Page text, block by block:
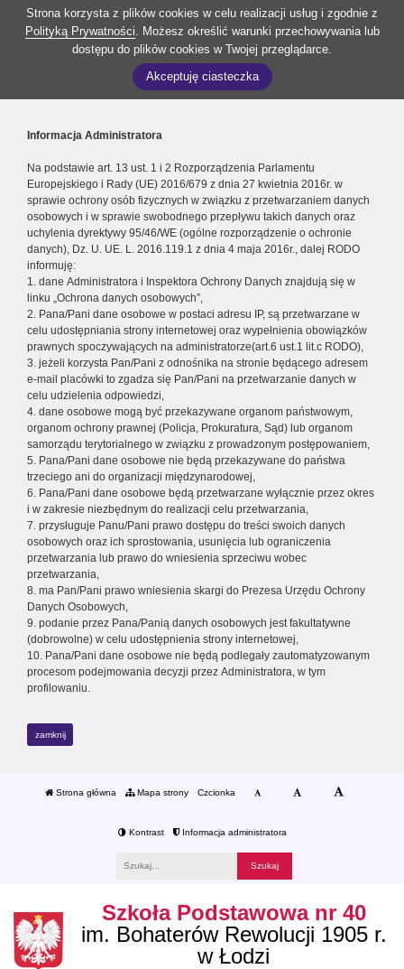
Strona korzysta z plików cookies w celu realizacji usług i zgodnie z
Polityką Prywatności. Możesz określić warunki przechowywania lub
dostępu do plików cookies w Twojej przeglądarce.
Akceptuję ciasteczka
Informacja Administratora
Na podstawie art. 13 ust. 1 i 2 Rozporządzenia Parlamentu
Europejskiego i Rady (UE) 2016/679 z dnia 27 kwietnia 2016r. w
sprawie ochrony osób fizycznych w związku z przetwarzaniem danych
osobowych i w sprawie swobodnego przepływu takich danych oraz
uchylenia dyrektywy 95/46/WE (ogólne rozporządzenie o ochronie
danych), Dz. U. UE. L. 2016.119.1 z dnia 4 maja 2016r., dalej RODO
informuję:
1. dane Administratora i Inspektora Ochrony Danych znajdują się w
linku „Ochrona danych osobowych”,
2. Pana/Pani dane osobowe w postaci adresu IP, są przetwarzane w
celu udostępniania strony internetowej oraz wypełnienia obowiązków
prawnych spoczywających na administratorze(art.6 ust.1 lit.c RODO),
3. jeżeli korzysta Pan/Pani z odnośnika na stronie będącego adresem
e-mail placówki to zgadza się Pan/Pani na przetwarzanie danych w
celu udzielenia odpowiedzi,
4. dane osobowe mogą być przekazywane organom państwowym,
organom ochrony prawnej (Policja, Prokuratura, Sąd) lub organom
samorządu terytorialnego w związku z prowadzonym postępowaniem,
5. Pana/Pani dane osobowe nie będą przekazywane do państwa
trzeciego ani do organizacji międzynarodowej,
6. Pana/Pani dane osobowe będą przetwarzane wyłącznie przez okres
i w zakresie niezbędnym do realizacji celu przetwarzania,
7. przysługuje Panu/Pani prawo dostępu do treści swoich danych
osobowych oraz ich sprostowania, usunięcia lub ograniczenia
przetwarzania lub prawo do wniesienia sprzeciwu wobec
przetwarzania,
8. ma Pan/Pani prawo wniesienia skargi do Prezesa Urzędu Ochrony
Danych Osobowych,
9. podanie przez Pana/Panią danych osobowych jest fakultatywne
(dobrowolne) w celu udostępnienia strony internetowej,
10. Pana/Pani dane osobowe nie będą podlegały zautomatyzowanym
procesom podejmowania decyzji przez Administratora, w tym
profilowaniu.
zamknij
Strona główna Mapa strony Czcionka
Kontrast Informacja administratora
Szkoła Podstawowa nr 40
im. Bohaterów Rewolucji 1905 r.
w Łodzi